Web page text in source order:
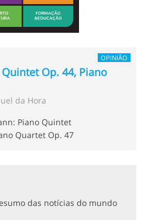
OPINIÃO
Op. 44, Piano
da Hora
das notícias do mundo